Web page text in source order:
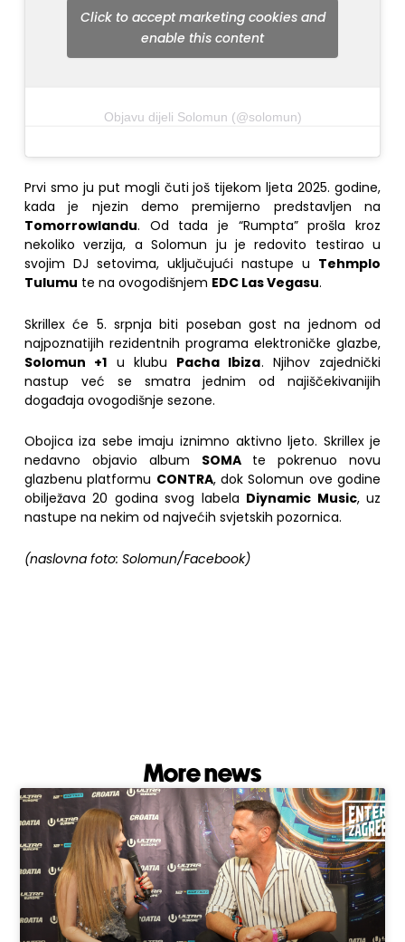
Objavu dijeli Solomun (@solomun)
Click to accept marketing cookies and
enable this content
Prvi smo ju put mogli čuti još tijekom ljeta 2025. godine,
kada je njezin demo premijerno predstavljen na
Tomorrowlandu. Od tada je “Rumpta” prošla kroz
nekoliko verzija, a Solomun ju je redovito testirao u
svojim DJ setovima, uključujući nastupe u Tehmplo
Tulumu te na ovogodišnjem EDC Las Vegasu.
Skrillex će 5. srpnja biti poseban gost na jednom od
najpoznatijih rezidentnih programa elektroničke glazbe,
Solomun +1 u klubu Pacha Ibiza. Njihov zajednički
nastup već se smatra jednim od najiščekivanijih
događaja ovogodišnje sezone.
Obojica iza sebe imaju iznimno aktivno ljeto. Skrillex je
nedavno objavio album SOMAte pokrenuo novu
glazbenu platformu CONTRA, dok Solomun ove godine
obilježava 20 godina svog labela Diynamic Music, uz
nastupe na nekim od najvećih svjetskih pozornica.
(naslovna foto: Solomun/Facebook)
More news